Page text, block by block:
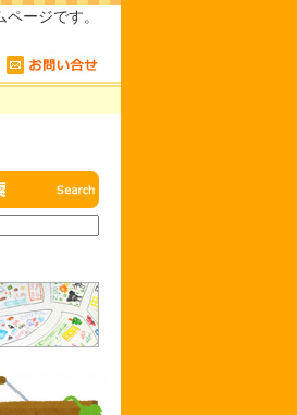
ージです。